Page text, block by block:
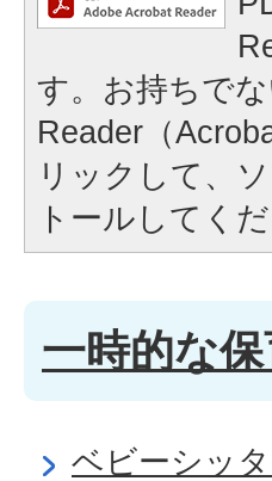
す。お持ちで
Reader（
リックして、
トールしてくだ
一時的な
ベビーシッ